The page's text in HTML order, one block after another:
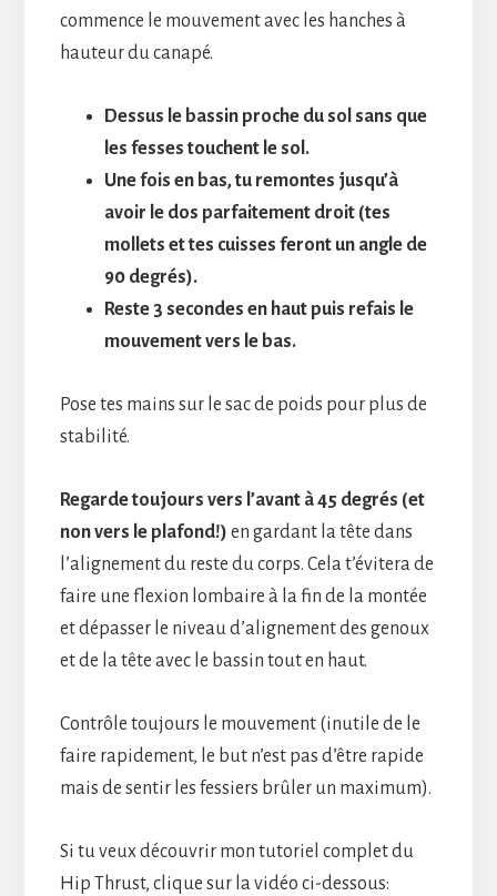
commence le mouvement avec les hanches à
hauteur du canapé.
Dessus le bassin proche du sol sans que
les fesses touchent le sol.
Une fois en bas, tu remontes jusqu’à
avoir le dos parfaitement droit (tes
mollets et tes cuisses feront un angle de
90 degrés).
Reste 3 secondes en haut puis refais le
mouvement vers le bas.
Pose tes mains sur le sac de poids pour plus de
stabilité.
Regarde toujours vers l’avant à 45 degrés (et
non vers le plafond!) en gardant la tête dans
l’alignement du reste du corps. Cela t’évitera de
faire une flexion lombaire à la fin de la montée
et dépasser le niveau d’alignement des genoux
et de la tête avec le bassin tout en haut.
Contrôle toujours le mouvement (inutile de le
faire rapidement, le but n’est pas d’être rapide
mais de sentir les fessiers brûler un maximum).
Si tu veux découvrir mon tutoriel complet du
Hip Thrust, clique sur la vidéo ci-dessous: